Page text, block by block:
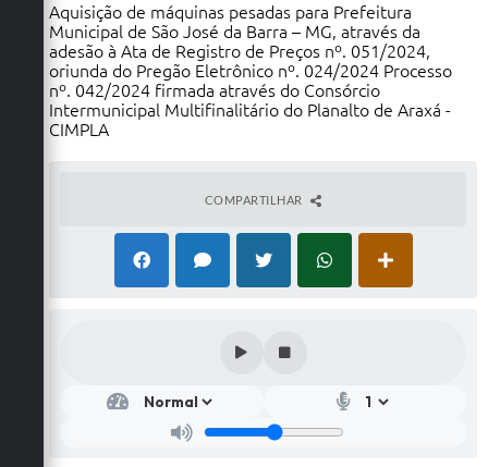
Aquisição de máquinas pesadas para Prefeitura
Municipal de São José da Barra – MG, através da
adesão à Ata de Registro de Preços nº. 051/2024,
oriunda do Pregão Eletrônico nº. 024/2024 Processo
nº. 042/2024 firmada através do Consórcio
Intermunicipal Multifinalitário do Planalto de Araxá -
CIMPLA
COMPARTILHAR